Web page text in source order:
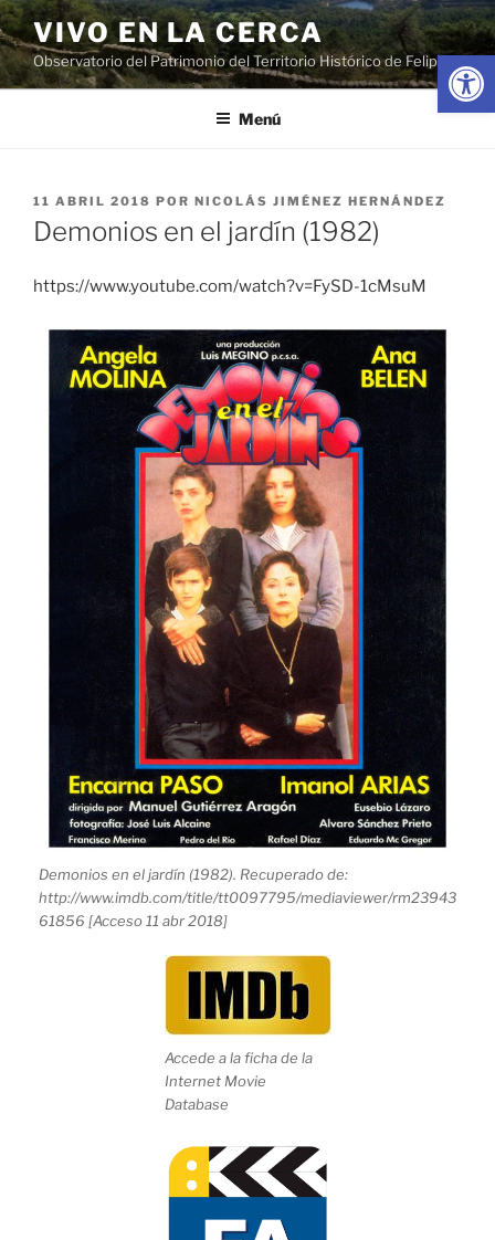
Abrir
Saltar
al
contenido
VIVO EN LA CERCA
Observatorio del Patrimonio del Territorio Histórico de Felipe II
Menú
PUBLICADO
EL
11 ABRIL 2018 POR NICOLÁS JIMÉNEZ HERNÁNDEZ
Demonios en el jardín (1982)
https://www.youtube.com/watch?v=FySD-1cMsuM
Demonios en el jardín (1982). Recuperado de:
http://www.imdb.com/title/tt0097795/mediaviewer/rm23943
61856 [Acceso 11 abr 2018]
Accede a la ficha de la
Internet Movie
Database